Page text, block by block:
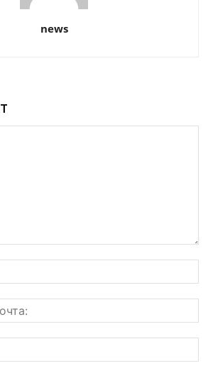
news